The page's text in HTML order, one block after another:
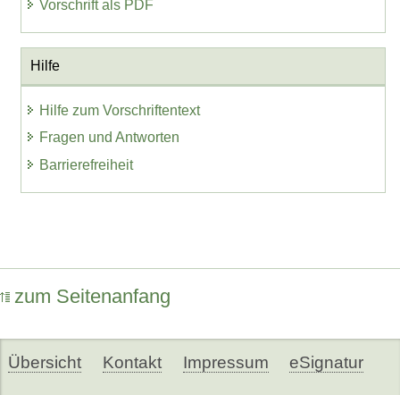
Vorschrift als PDF
Hilfe
Hilfe zum Vorschriftentext
Fragen und Antworten
Barrierefreiheit
zum Seitenanfang
Übersicht Kontakt Impressum eSignatur